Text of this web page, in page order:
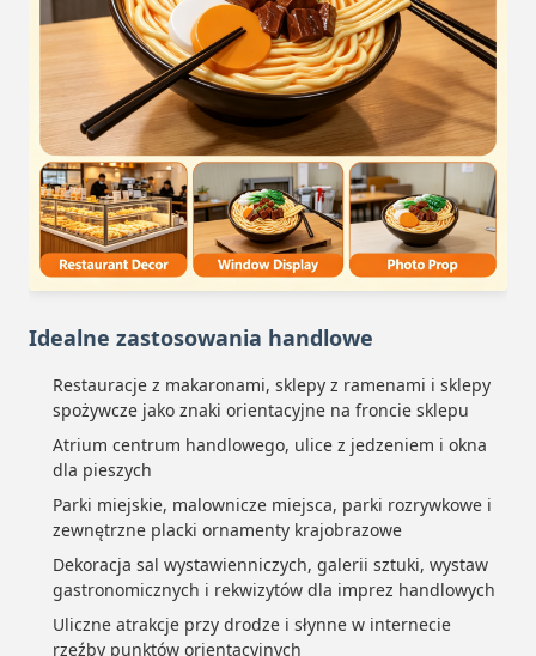
Idealne zastosowania handlowe
Restauracje z makaronami, sklepy z ramenami i sklepy
spożywcze jako znaki orientacyjne na froncie sklepu
Atrium centrum handlowego, ulice z jedzeniem i okna
dla pieszych
Parki miejskie, malownicze miejsca, parki rozrywkowe i
zewnętrzne placki ornamenty krajobrazowe
Dekoracja sal wystawienniczych, galerii sztuki, wystaw
gastronomicznych i rekwizytów dla imprez handlowych
Uliczne atrakcje przy drodze i słynne w internecie
rzeźby punktów orientacyjnych